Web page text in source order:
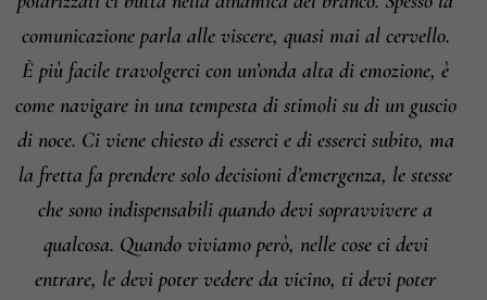
comunicazione parla alle viscere, quasi mai al cervello.
È più facile travolgerci con un’onda alta di emozione, è
come navigare in una tempesta di stimoli su di un guscio
di noce. Ci viene chiesto di esserci e di esserci subito, ma
la fretta fa prendere solo decisioni d’emergenza, le stesse
che sono indispensabili quando devi sopravvivere a
qualcosa. Quando viviamo però, nelle cose ci devi
entrare, le devi poter vedere da vicino, ti devi poter